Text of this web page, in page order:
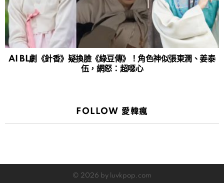
AI BL劇《針香》疑換臉《綠豆傳》！角色神似張東潤、姜泰
伍，網怒：超噁心
FOLLOW 愛韓瘋
© 2026 by luvkpop.com